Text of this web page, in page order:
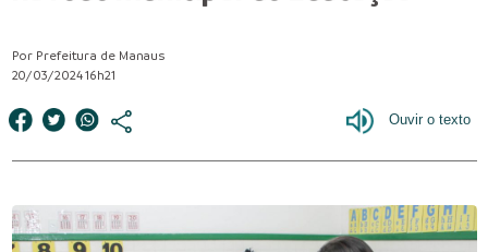
Por Prefeitura de Manaus
20/03/2024 16h21